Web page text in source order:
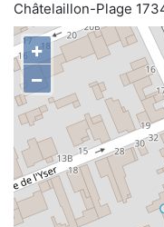
Châtelaillon-Plage
+
−